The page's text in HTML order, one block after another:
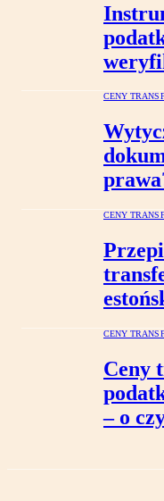
CENY
CENY
CENY
Ceny
– o